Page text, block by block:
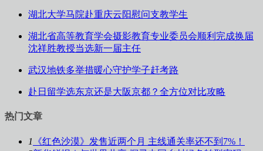
湖北大学马院赴重庆云阳慰问支教学生
湖北省高等教育学会摄影教育专业委员会顺利完成换届
沈祥胜教授当选新一届主任
武汉地铁多举措暖心守护学子赶考路
赴日留学选东京还是大阪京都？全方位对比攻略
热门文章
1
《红色沙漠》发售近两个月 主线通关率还不到7%！